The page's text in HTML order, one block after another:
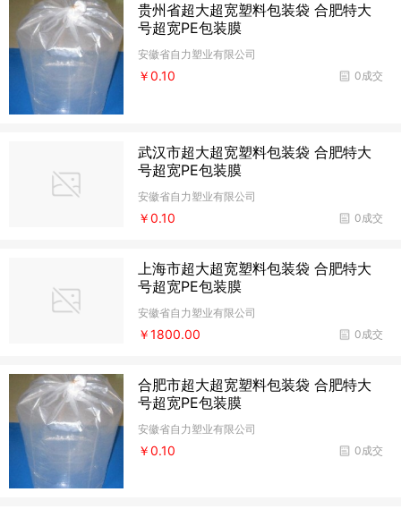
贵州省超大超宽塑料包装袋 合肥特大
号超宽PE包装膜
安徽省自力塑业有限公司
0成交
￥0.10
武汉市超大超宽塑料包装袋 合肥特大
号超宽PE包装膜
安徽省自力塑业有限公司
0成交
￥0.10
上海市超大超宽塑料包装袋 合肥特大
号超宽PE包装膜
安徽省自力塑业有限公司
0成交
￥1800.00
合肥市超大超宽塑料包装袋 合肥特大
号超宽PE包装膜
安徽省自力塑业有限公司
0成交
￥0.10